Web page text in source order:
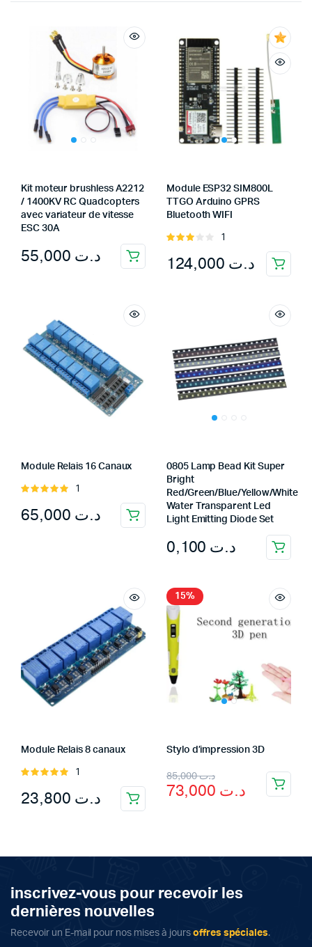
Kit moteur brushless A2212
/ 1400KV RC Quadcopters
avec variateur de vitesse
ESC 30A
د.ت
Module ESP32 SIM800L
TTGO Arduino GPRS
Bluetooth WIFI
Rated
out of
1
د.ت
Module Relais 16 Canaux
Rated
5
1
د.ت
0805 Lamp Bead Kit Super
Bright
Red/Green/Blue/Yellow/White
Water Transparent Led
Light Emitting Diode Set
د.ت
Module Relais 8 canaux
Rated
5
1
د.ت
15%
Stylo d’impression 3D
د.ت85,000
Original
price
د.ت
Current
price
inscrivez-vous pour recevoir les
dernières nouvelles
Recevoir un E-mail pour nos mises à jours offres spéciales.